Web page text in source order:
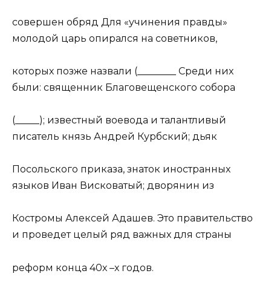
совершен обряд Для «учинения правды»
молодой царь опирался на советников,
которых позже назвали (________ Среди них
были: священник Благовещенского собора
(_____); известный воевода и талантливый
писатель князь Андрей Курбский; дьяк
Посольского приказа, знаток иностранных
языков Иван Висковатый; дворянин из
Костромы Алексей Адашев. Это правительство
и проведет целый ряд важных для страны
реформ конца 40х –х годов.